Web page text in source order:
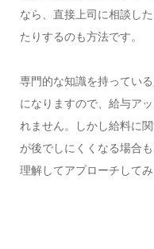
なら、直接上司に相談し
たりするのも方法です。
専門的な知識を持ってい
になりますので、給与ア
れません。しかし給料に
が後でしにくくなる場合
理解してアプローチしてみ